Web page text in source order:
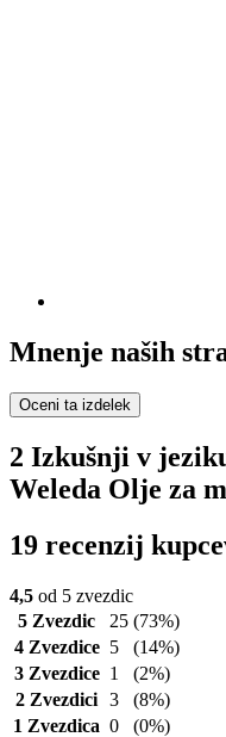
Mnenje naših
Oceni ta izdelek
2 Izkušnji v
Weleda Olje za
19 recenzij
4,5 od 5 zvezdic
5 Zvezdic
25 (73%)
4 Zvezdice 5
(14%)
3 Zvezdice 1
(2%)
2 Zvezdici 3
(8%)
1 Zvezdica 0 (0%)